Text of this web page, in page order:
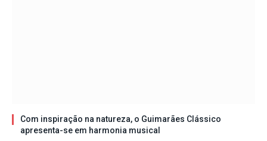
Com inspiração na natureza, o Guimarães Clássico
apresenta-se em harmonia musical